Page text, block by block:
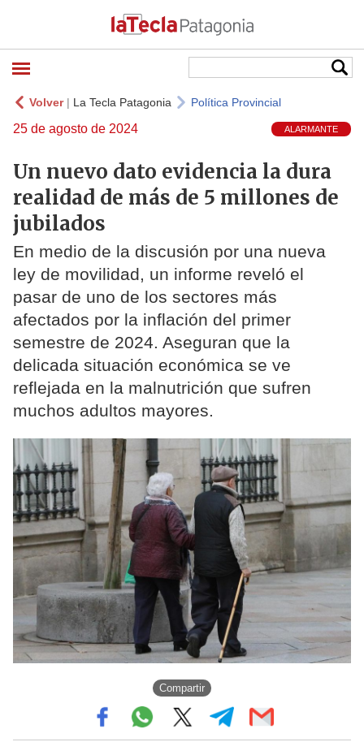
Volver| La Tecla Patagonia Política Provincial
25 de agosto de 2024 ALARMANTE
Un nuevo dato evidencia la dura
realidad de más de 5 millones de
jubilados
En medio de la discusión por una nueva
ley de movilidad, un informe reveló el
pasar de uno de los sectores más
afectados por la inflación del primer
semestre de 2024. Aseguran que la
delicada situación económica se ve
reflejada en la malnutrición que sufren
muchos adultos mayores.
Compartir